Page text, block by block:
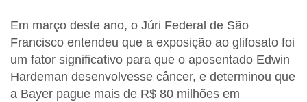
Em março deste ano, o Júri Federal de São
Francisco entendeu que a exposição ao glifosato foi
um fator significativo para que o aposentado Edwin
Hardeman desenvolvesse câncer, e determinou que
a Bayer pague mais de R$ 80 milhões em